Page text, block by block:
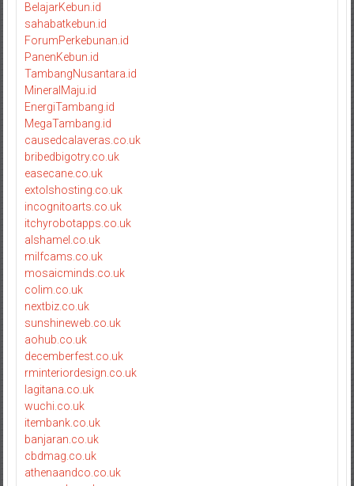
BelajarKebun.id
sahabatkebun.id
ForumPerkebunan.id
PanenKebun.id
TambangNusantara.id
MineralMaju.id
EnergiTambang.id
MegaTambang.id
causedcalaveras.co.uk
bribedbigotry.co.uk
easecane.co.uk
extolshosting.co.uk
incognitoarts.co.uk
itchyrobotapps.co.uk
alshamel.co.uk
milfcams.co.uk
mosaicminds.co.uk
colim.co.uk
nextbiz.co.uk
sunshineweb.co.uk
aohub.co.uk
decemberfest.co.uk
rminteriordesign.co.uk
lagitana.co.uk
wuchi.co.uk
itembank.co.uk
banjaran.co.uk
cbdmag.co.uk
athenaandco.co.uk